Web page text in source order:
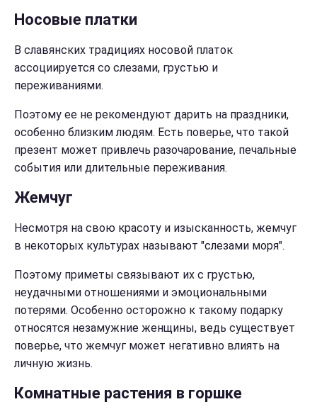
Носовые платки
В славянских традициях носовой платок
ассоциируется со слезами, грустью и
переживаниями.
Поэтому ее не рекомендуют дарить на праздники,
особенно близким людям. Есть поверье, что такой
презент может привлечь разочарование, печальные
события или длительные переживания.
Жемчуг
Несмотря на свою красоту и изысканность, жемчуг
в некоторых культурах называют "слезами моря".
Поэтому приметы связывают их с грустью,
неудачными отношениями и эмоциональными
потерями. Особенно осторожно к такому подарку
относятся незамужние женщины, ведь существует
поверье, что жемчуг может негативно влиять на
личную жизнь.
Комнатные растения в горшке